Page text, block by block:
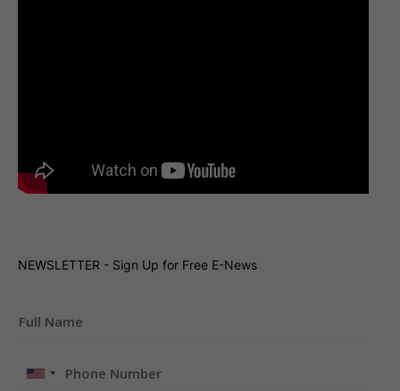
NEWSLETTER - Sign Up for Free E-News
United